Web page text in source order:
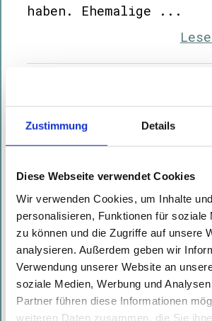
Zustimmung Details
Diese Webseite verwendet Cookies
Wir verwenden Cookies, um Inhalte
personalisieren, Funktionen für soziale
zu können und die Zugriffe auf unsere
analysieren. Außerdem geben wir
Verwendung unserer Website an
soziale Medien, Werbung und
Partner führen diese Informationen
weiteren Daten zusammen, die Sie
haben. Ehemalige ...
Neue Pflichten
möglichst gut
bald nicht mehr
Unternehmen. Durch